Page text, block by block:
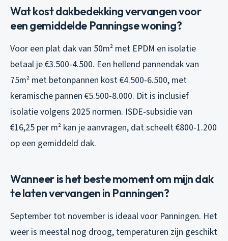
Wat kost dakbedekking vervangen voor
een gemiddelde Panningse woning?
Voor een plat dak van 50m² met EPDM en isolatie
betaal je €3.500-4.500. Een hellend pannendak van
75m² met betonpannen kost €4.500-6.500, met
keramische pannen €5.500-8.000. Dit is inclusief
isolatie volgens 2025 normen. ISDE-subsidie van
€16,25 per m² kan je aanvragen, dat scheelt €800-1.200
op een gemiddeld dak.
Wanneer is het beste moment om mijn dak
te laten vervangen in Panningen?
September tot november is ideaal voor Panningen. Het
weer is meestal nog droog, temperaturen zijn geschikt